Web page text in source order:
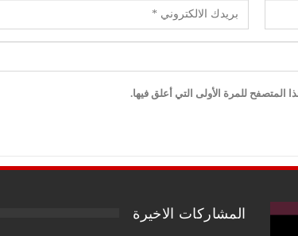
المتصفح للمرة الأولى التي أعلق فيها.
المشاركات الاخيرة